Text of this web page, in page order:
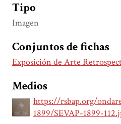
Tipo
Imagen
Conjuntos de fichas
Exposición de Arte
Medios
https://rsbap.org/
1899/SEVAP-1899-